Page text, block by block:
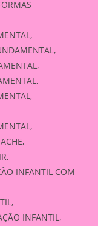
INFANTIL COM
INFANTIL,